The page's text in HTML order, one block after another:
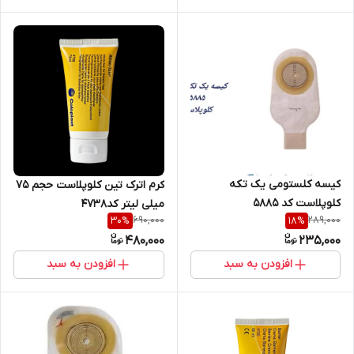
کیسه کلستومی یک تکه
کلوپلاست کد 5885
289,000
18%
235,000
افزودن به سبد
کرم اترک تین کلوپلاست حجم ۷۵
میلی لیتر کد۴۷۳۸
690,000
30%
480,000
افزودن به سبد